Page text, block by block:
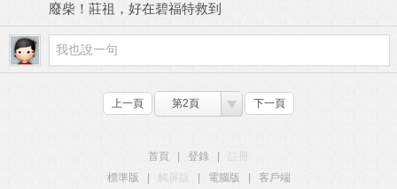
廢柴！莊祖，好在碧福特救到
上一頁 第2頁 下一頁
首頁 登錄
標準版
觸屏版 電腦版
客戶端